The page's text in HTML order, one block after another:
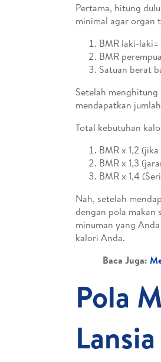
Pertama, hitung
minimal agar organ
BMR laki-
BMR
Satuan berat
Setelah
mendapatkan
Total kebutuhan
BMR x 1,2
BMR x 1,3
BMR x 1,4
Nah, setelah
dengan pola makan
minuman yang
kalori Anda.
Baca Juga:
Pola
Lansia